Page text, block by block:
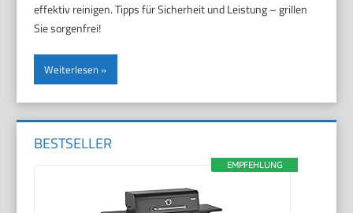
effektiv reinigen. Tipps für Sicherheit und Leistung – grillen
Sie sorgenfrei!
Weiterlesen
BESTSELLER
EMPFEHLUNG